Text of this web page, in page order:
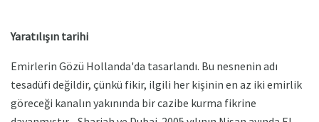
Yaratılışın tarihi
Emirlerin Gözü Hollanda'da tasarlandı. Bu nesnenin adı
tesadüfi değildir, çünkü fikir, ilgili her kişinin en az iki emirlik
göreceği kanalın yakınında bir cazibe kurma fikrine